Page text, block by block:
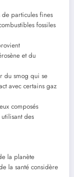
de particules fines
fossiles
et du
du smog qui se
avec certains gaz
composés
des
la planète
la santé considère